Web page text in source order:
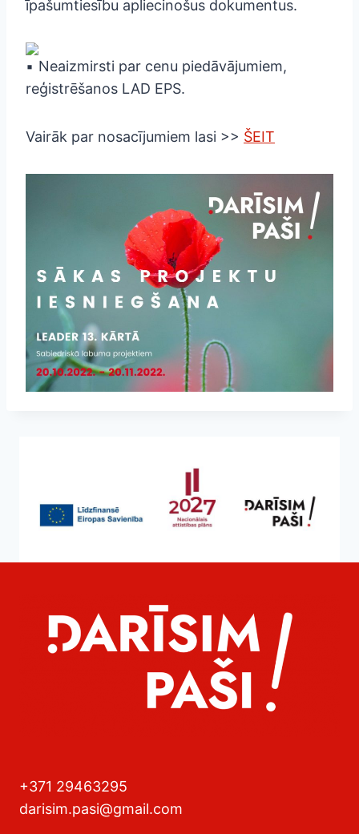
īpašumtiesību apliecinošus dokumentus.
Neaizmirsti par cenu piedāvājumiem,
reģistrēšanos LAD EPS.
Vairāk par nosacījumiem lasi >> ŠEIT
+371 29463295
darisim.pasi@gmail.com